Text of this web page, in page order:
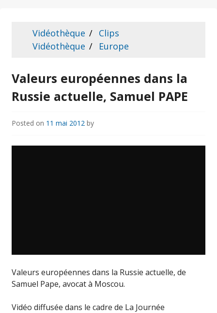
Vidéothèque
Clips
Vidéothèque
Europe
Valeurs européennes dans la
Russie actuelle, Samuel PAPE
Posted on 11 mai 2012 by
Valeurs européennes dans la Russie actuelle, de
Samuel Pape, avocat à Moscou.
Vidéo diffusée dans le cadre de La Journée